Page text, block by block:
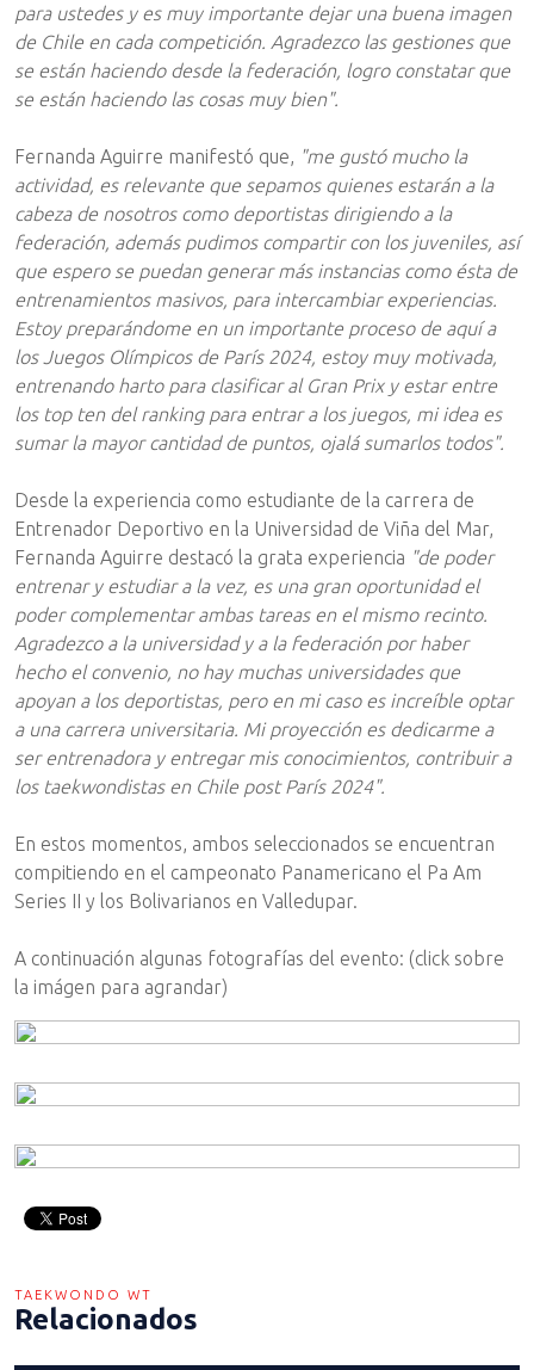
para ustedes y es muy importante dejar una buena imagen
de Chile en cada competición. Agradezco las gestiones que
se están haciendo desde la federación, logro constatar que
se están haciendo las cosas muy bien".
Fernanda Aguirre manifestó que, "me gustó mucho la
actividad, es relevante que sepamos quienes estarán a la
cabeza de nosotros como deportistas dirigiendo a la
federación, además pudimos compartir con los juveniles, así
que espero se puedan generar más instancias como ésta de
entrenamientos masivos, para intercambiar experiencias.
Estoy preparándome en un importante proceso de aquí a
los Juegos Olímpicos de París 2024, estoy muy motivada,
entrenando harto para clasificar al Gran Prix y estar entre
los top ten del ranking para entrar a los juegos, mi idea es
sumar la mayor cantidad de puntos, ojalá sumarlos todos".
Desde la experiencia como estudiante de la carrera de
Entrenador Deportivo en la Universidad de Viña del Mar,
Fernanda Aguirre destacó la grata experiencia "de poder
entrenar y estudiar a la vez, es una gran oportunidad el
poder complementar ambas tareas en el mismo recinto.
Agradezco a la universidad y a la federación por haber
hecho el convenio, no hay muchas universidades que
apoyan a los deportistas, pero en mi caso es increíble optar
a una carrera universitaria. Mi proyección es dedicarme a
ser entrenadora y entregar mis conocimientos, contribuir a
los taekwondistas en Chile post París 2024".
En estos momentos, ambos seleccionados se encuentran
compitiendo en el campeonato Panamericano el Pa Am
Series II y los Bolivarianos en Valledupar.
A continuación algunas fotografías del evento: (click sobre
la imágen para agrandar)
TAEKWONDO WT
Relacionados